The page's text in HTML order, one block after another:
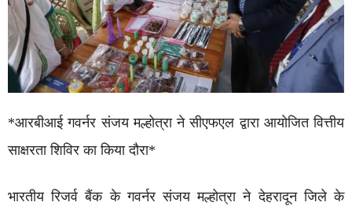
*आरबीआई गवर्नर संजय मल्होत्रा ने सीएफएल द्वारा आयोजित वित्तीय
साक्षरता शिविर का किया दौरा*
भारतीय रिजर्व बैंक के गवर्नर संजय मल्होत्रा ने देहरादून जिले के